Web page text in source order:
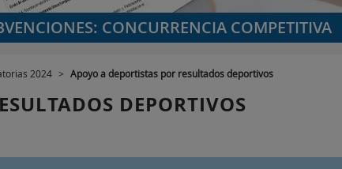
CONCURRENCIA COMPETITIVA
2024 > Apoyo a deportistas por resultados deportivos
DEPORTIVOS